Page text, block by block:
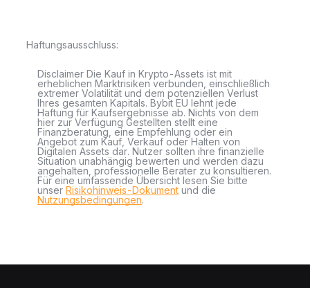
Haftungsausschluss:
Disclaimer Die Kauf in Krypto-Assets ist mit
erheblichen Marktrisiken verbunden, einschließlich
extremer Volatilität und dem potenziellen Verlust
Ihres gesamten Kapitals. Bybit EU lehnt jede
Haftung für Kaufsergebnisse ab. Nichts von dem
hier zur Verfügung Gestellten stellt eine
Finanzberatung, eine Empfehlung oder ein
Angebot zum Kauf, Verkauf oder Halten von
Digitalen Assets dar. Nutzer sollten ihre finanzielle
Situation unabhängig bewerten und werden dazu
angehalten, professionelle Berater zu konsultieren.
Für eine umfassende Übersicht lesen Sie bitte
unser Risikohinweis-Dokument und die
Nutzungsbedingungen.